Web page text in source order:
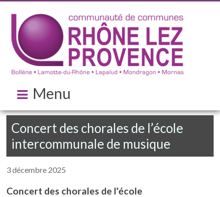
Menu
Concert des chorales de l’école
intercommunale de musique
3 décembre 2025
Concert des chorales de l'école